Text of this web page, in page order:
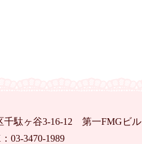
千駄ヶ谷3-16-12 第一FMGビル
03-3470-1989